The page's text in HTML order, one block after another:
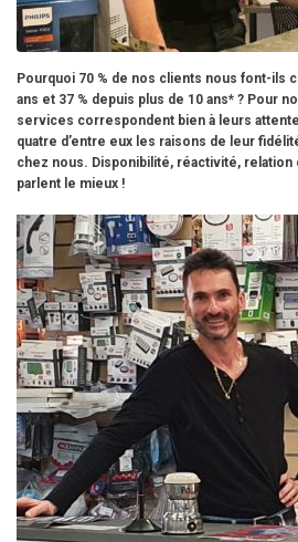
Pourquoi 70 % de nos clients nous font-ils
ans et 37 % depuis plus de 10 ans* ? Pour
services correspondent bien à leurs
quatre d’entre eux les raisons de leur
chez nous. Disponibilité, réactivité,
parlent le mieux !